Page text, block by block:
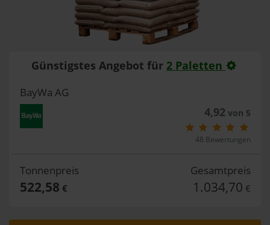
Günstigstes Angebot für 2 Paletten
BayWa AG
4,92von 5
48 Bewertungen
Tonnenpreis
522,58 €
Gesamtpreis
1.034,70 €